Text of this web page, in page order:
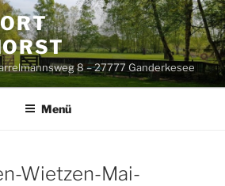
8 – 27777 Ganderkesee
Menü
Wietzen-Mai-